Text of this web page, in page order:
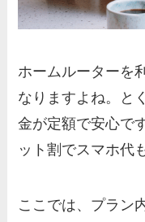
ホームルーターを
なりますよね。と
金が定額で安心で
ット割でスマホ代
ここでは、プラン